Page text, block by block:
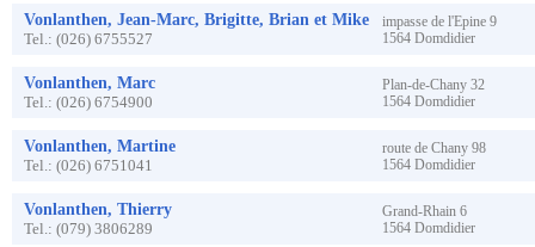
Vonlanthen, Jean-Marc, Brigitte, Brian et Mike
Tel.: (026) 6755527
impasse de l'Epine 9
1564 Domdidier
Vonlanthen, Marc
Tel.: (026) 6754900
Plan-de-Chany 32
1564 Domdidier
Vonlanthen, Martine
Tel.: (026) 6751041
route de Chany 98
1564 Domdidier
Vonlanthen, Thierry
Tel.: (079) 3806289
Grand-Rhain 6
1564 Domdidier